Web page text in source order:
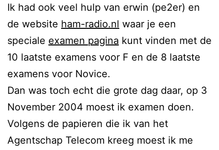
Ik had ook veel hulp van erwin (pe2er) en
de website ham-radio.nl waar je een
speciale examen pagina kunt vinden met de
10 laatste examens voor F en de 8 laatste
examens voor Novice.
Dan was toch echt die grote dag daar, op 3
November 2004 moest ik examen doen.
Volgens de papieren die ik van het
Agentschap Telecom kreeg moest ik me